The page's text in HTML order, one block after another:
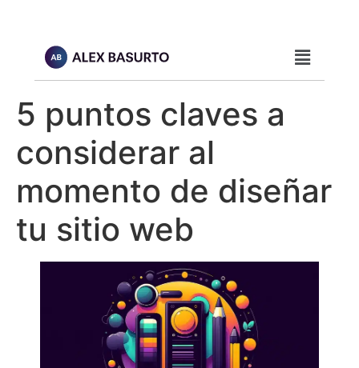
5 puntos claves a
considerar al
momento de diseñar
tu sitio web